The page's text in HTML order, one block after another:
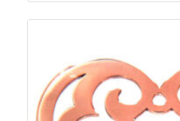
Diamants
Emeraude
Pierres de couleur
Saphir
rubis
saphir de couleur